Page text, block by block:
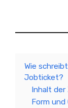
Wie
Jobticket?
Inhalt
Form